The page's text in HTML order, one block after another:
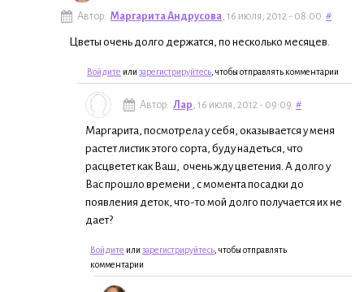
Автор: Маргарита Андрусова , 16 июля, 2012 - 08:00 #
Цветы очень долго держатся, по несколько месяцев.
Войдите или зарегистрируйтесь , чтобы отправлять комментарии
Автор: Лар , 16 июля, 2012 - 09:09 #
Маргарита, посмотрела у себя, оказывается у меня
растет листик этого сорта, буду надеться, что
расцветет как Ваш, очень жду цветения. А долго у
Вас прошло времени , с момента посадки до
появления деток, что-то мой долго получается их не
дает?
Войдите или зарегистрируйтесь , чтобы отправлять
комментарии